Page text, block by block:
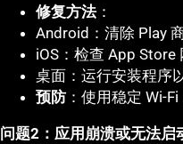
修复方法：
Android：清除 Play
iOS：检查 App Store
桌面：运行安装程序
预防：使用稳定 Wi-Fi
问题2：应用崩溃或无法启